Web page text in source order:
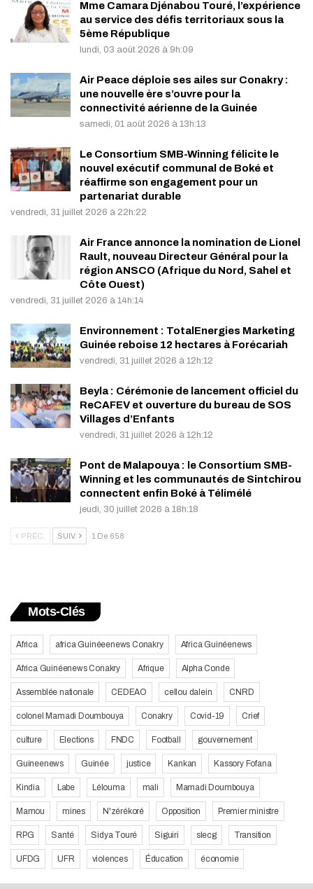
Mme Camara Djénabou Touré, l’expérience
au service des défis territoriaux sous la
5ème République
lundi, 03 août 2026 à 9h:09
Air Peace déploie ses ailes sur Conakry :
une nouvelle ère s’ouvre pour la
connectivité aérienne de la Guinée
samedi, 01 août 2026 à 13h:13
Le Consortium SMB-Winning félicite le
nouvel exécutif communal de Boké et
réaffirme son engagement pour un
partenariat durable
vendredi, 31 juillet 2026 à 22h:22
Air France annonce la nomination de Lionel
Rault, nouveau Directeur Général pour la
région ANSCO (Afrique du Nord, Sahel et
Côte Ouest)
vendredi, 31 juillet 2026 à 14h:14
Environnement : TotalEnergies Marketing
Guinée reboise 12 hectares à Forécariah
vendredi, 31 juillet 2026 à 12h:12
Beyla : Cérémonie de lancement officiel du
ReCAFEV et ouverture du bureau de SOS
Villages d’Enfants
vendredi, 31 juillet 2026 à 12h:12
Pont de Malapouya : le Consortium SMB-
Winning et les communautés de Sintchirou
connectent enfin Boké à Télimélé
jeudi, 30 juillet 2026 à 18h:18
PRÉC. SUIV. 1 De 658
Mots-Clés
Africa africa Guinéeenews Conakry Africa Guinéenews
Africa Guinéenews Conakry Afrique Alpha Conde
Assemblée nationale CEDEAO cellou dalein CNRD
colonel Mamadi Doumbouya Conakry Covid-19 Crief
culture Elections FNDC Football gouvernement
Guineenews Guinée justice Kankan Kassory Fofana
Kindia Labe Lélouma mali Mamadi Doumbouya
Mamou mines N'zérékoré Opposition Premier ministre
RPG Santé Sidya Touré Siguiri slecg Transition
UFDG UFR violences Éducation économie